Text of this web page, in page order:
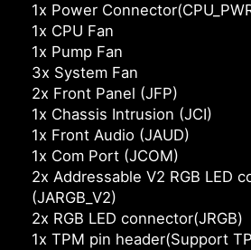
1x Power
1x CPU Fan
1x Pump Fan
3x System Fan
2x Front Panel (JFP)
1x Chassis Intrusion (JCI)
1x Front Audio (JAUD)
1x Com Port (JCOM)
2x Addressable V2 RGB LED
(JARGB_V2)
2x RGB LED connector(JRGB)
1x TPM pin header(Support